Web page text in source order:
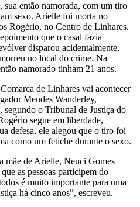
sua então namorada, com um tiro
sexo. Arielle foi morta no
Rogério, no Centro de Linhares.
que o casal fazia
disparou acidentalmente,
no local do crime. Na
namorado tinham 21 anos.
de Linhares vai acontecer
Mendes Wanderley,
o Tribunal de Justiça do
segue em liberdade,
defesa, ele alegou que o tiro foi
como um fetiche durante o sexo.
mãe de Arielle, Neuci Gomes
as pessoas participem do
é muito importante para uma
há cinco anos”, escreveu.